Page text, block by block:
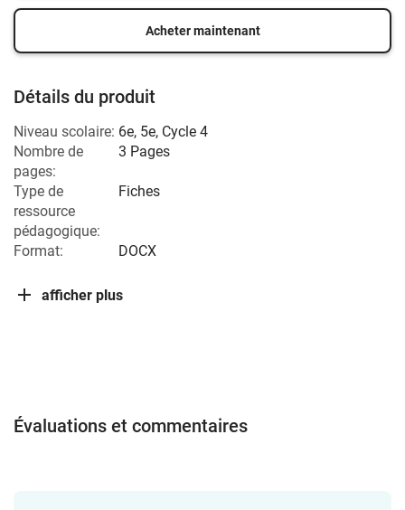
Acheter maintenant
Détails du produit
Niveau scolaire: 6e, 5e, Cycle 4
Nombre de
pages:
3 Pages
Type de
ressource
pédagogique:
Fiches
Format: DOCX
afficher plus
Évaluations et commentaires